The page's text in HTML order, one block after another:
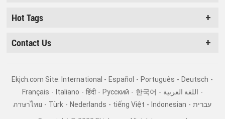
Hot Tags
Contact Us
Ekjch.com Site: International - Español - Português - Deutsch -
Français - Italiano - हिंदी - Pусский - 한국어 - اللغة العربية -
ภาษาไทย - Türk - Nederlands - tiếng Việt - Indonesian - עברית